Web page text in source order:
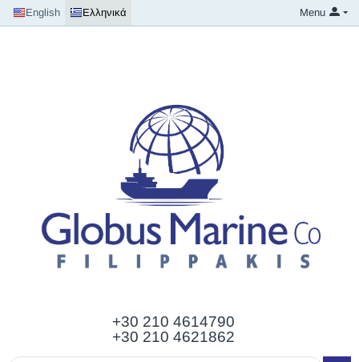
English Ελληνικά Menu
+30 210 4614790
+30 210 4621862